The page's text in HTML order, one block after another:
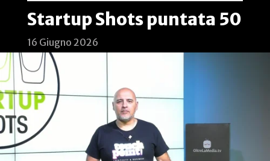
Startup Shots puntata 50
16 Giugno 2026